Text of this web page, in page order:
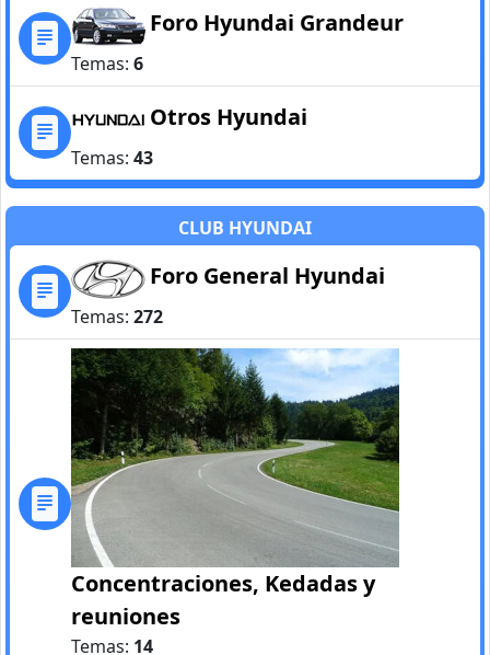
Foro Hyundai Grandeur
Temas: 6
Otros Hyundai
Temas: 43
CLUB HYUNDAI
Foro General Hyundai
Temas: 272
Concentraciones, Kedadas y
reuniones
Temas: 14